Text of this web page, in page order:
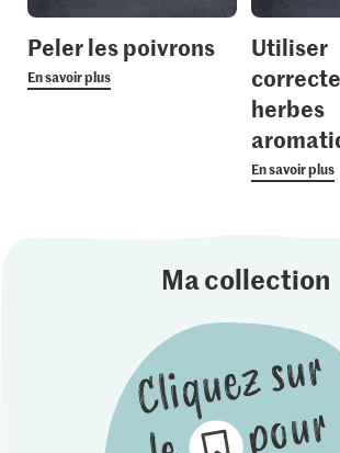
Peler les poivrons
En savoir plus
Utiliser
herbes
En savoir plus
Ma collection